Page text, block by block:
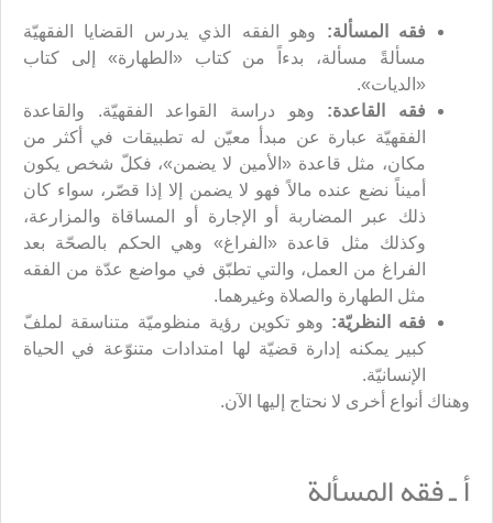
فقه المسألة: وهو الفقه الذي يدرس القضايا الفقهيّة
مسألةً مسألة، بدءاً من كتاب «الطهارة» إلى كتاب
«الديات».
فقه القاعدة: وهو دراسة القواعد الفقهيّة. والقاعدة
الفقهيّة عبارة عن مبدأ معيّن له تطبيقات في أكثر من
مكان، مثل قاعدة «الأمين لا يضمن»، فكلّ شخص يكون
أميناً نضع عنده مالاً فهو لا يضمن إلا إذا قصّر، سواء كان
ذلك عبر المضاربة أو الإجارة أو المساقاة والمزارعة،
وكذلك مثل قاعدة «الفراغ» وهي الحكم بالصحّة بعد
الفراغ من العمل، والتي تطبّق في مواضع عدّة من الفقه
مثل الطهارة والصلاة وغيرهما.
فقه النظريّة: وهو تكوين رؤية منظوميّة متناسقة لملفّ
كبير يمكنه إدارة قضيّة لها امتدادات متنوّعة في الحياة
الإنسانيّة.
وهناك أنواع أخرى لا نحتاج إليها الآن.
أ ـ فقه المسألة